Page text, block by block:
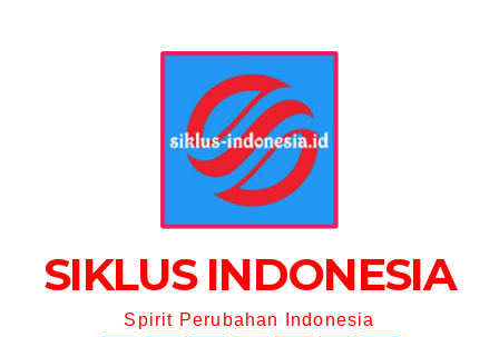
SIKLUS INDONESIA
Spirit Perubahan Indonesia